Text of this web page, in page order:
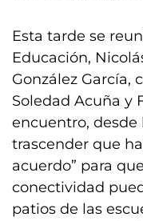
Esta tarde se
Educación,
González García,
Soledad Acuña y
encuentro, desde
trascender que
acuerdo” para
conectividad
patios de las